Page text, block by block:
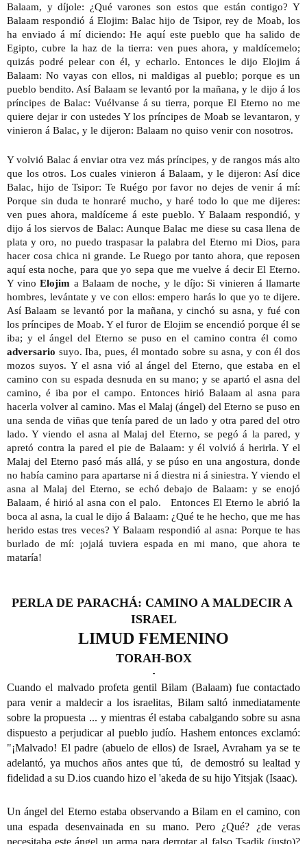
Balaam, y díjole: ¿Qué varones son estos que están contigo? Y
Balaam respondió á Elojim: Balac hijo de Tsipor, rey de Moab, los
ha enviado á mí diciendo: He aquí este pueblo que ha salido de
Egipto, cubre la haz de la tierra: ven pues ahora, y maldícemelo;
quizás podré pelear con él, y echarlo. Entonces le dijo Elojim á
Balaam: No vayas con ellos, ni maldigas al pueblo; porque es un
pueblo bendito. Así Balaam se levantó por la mañana, y le dijo á los
príncipes de Balac: Vuélvanse á su tierra, porque El Eterno no me
quiere dejar ir con ustedes Y los príncipes de Moab se levantaron, y
vinieron á Balac, y le dijeron: Balaam no quiso venir con nosotros.
Y volvió Balac á enviar otra vez más príncipes, y de rangos más alto
que los otros. Los cuales vinieron á Balaam, y le dijeron: Así dice
Balac, hijo de Tsipor: Te Ruégo por favor no dejes de venir á mí:
Porque sin duda te honraré mucho, y haré todo lo que me dijeres:
ven pues ahora, maldíceme á este pueblo. Y Balaam respondió, y
dijo á los siervos de Balac: Aunque Balac me diese su casa llena de
plata y oro, no puedo traspasar la palabra del Eterno mi Dios, para
hacer cosa chica ni grande. Le Ruego por tanto ahora, que reposen
aquí esta noche, para que yo sepa que me vuelve á decir El Eterno.
Y vino Elojim a Balaam de noche, y le díjo: Si vinieren á llamarte
hombres, levántate y ve con ellos: empero harás lo que yo te dijere.
Así Balaam se levantó por la mañana, y cinchó su asna, y fué con
los príncipes de Moab. Y el furor de Elojim se encendió porque él se
adversario suyo. Iba, pues, él montado sobre su asna, y con él dos
mozos suyos. Y el asna vió al ángel del Eterno, que estaba en el
camino con su espada desnuda en su mano; y se apartó el asna del
camino, é iba por el campo. Entonces hirió Balaam al asna para
hacerla volver al camino. Mas el Malaj (ángel) del Eterno se puso en
una senda de viñas que tenía pared de un lado y otra pared del otro
lado. Y viendo el asna al Malaj del Eterno, se pegó á la pared, y
apretó contra la pared el pie de Balaam: y él volvió á herirla. Y el
Malaj del Eterno pasó más allá, y se púso en una angostura, donde
no había camino para apartarse ni á diestra ni á siniestra. Y viendo el
asna al Malaj del Eterno, se echó debajo de Balaam: y se enojó
Balaam, é hirió al asna con el palo.   Entonces El Eterno le abrió la
boca al asna, la cual le dijo á Balaam: ¿Qué te he hecho, que me has
herido estas tres veces? Y Balaam respondió al asna: Porque te has
burlado de mí: ¡ojalá tuviera espada en mi mano, que ahora te
mataría!
PERLA DE PARACHÁ: CAMINO A MALDECIR A
ISRAEL
LIMUD FEMENINO
TORAH-BOX
-
Cuando el malvado profeta gentil Bilam (Balaam) fue contactado
para venir a maldecir a los israelitas, Bilam saltó inmediatamente
sobre la propuesta ... y mientras él estaba cabalgando sobre su asna
dispuesto a perjudicar al pueblo judío. Hashem entonces exclamó:
"¡Malvado! El padre (abuelo de ellos) de Israel, Avraham ya se te
adelantó, ya muchos años antes que tú,  de demostró su lealtad y
fidelidad a su D.ios cuando hizo el 'akeda de su hijo Yitsjak (Isaac).
Un ángel del Eterno estaba observando a Bilam en el camino, con
una espada desenvainada en su mano. Pero ¿Qué? ¿de veras
necesitaba este ángel un arma para derrotar al falso Tsadik (justo)?